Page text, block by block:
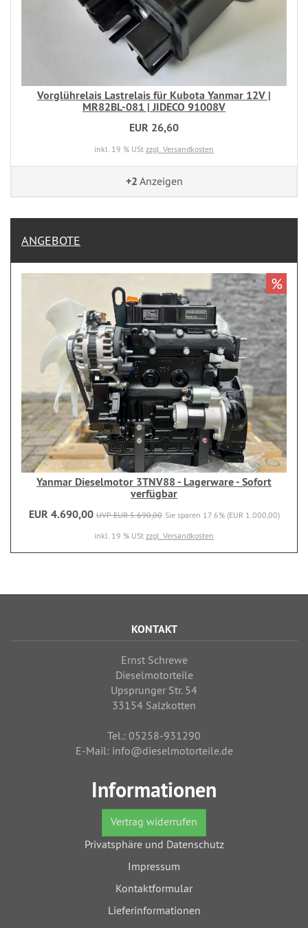
Vorglührelais Lastrelais für Kubota Yanmar 12V |
MR82BL-081 | JIDECO 91008V
EUR 26,60
inkl. 19 % USt zzgl. Versandkosten
+2 Anzeigen
ANGEBOTE
Yanmar Dieselmotor 3TNV88 - Lagerware - Sofort
verfügbar
EUR 4.690,00 UVP EUR 5.690,00 Sie sparen 17.6% (EUR 1.000,00)
inkl. 19 % USt zzgl. Versandkosten
%
KONTAKT
Ernst Schrewe
Dieselmotorteile
Upsprunger Str. 54
33154 Salzkotten
Tel.: 05258-931290
E-Mail: info@dieselmotorteile.de
Informationen
Vertrag widerrufen
Privatsphäre und Datenschutz
Impressum
Kontaktformular
Lieferinformationen